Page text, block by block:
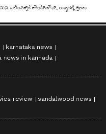
karnataka news
news in kannada
review
sandalwood news